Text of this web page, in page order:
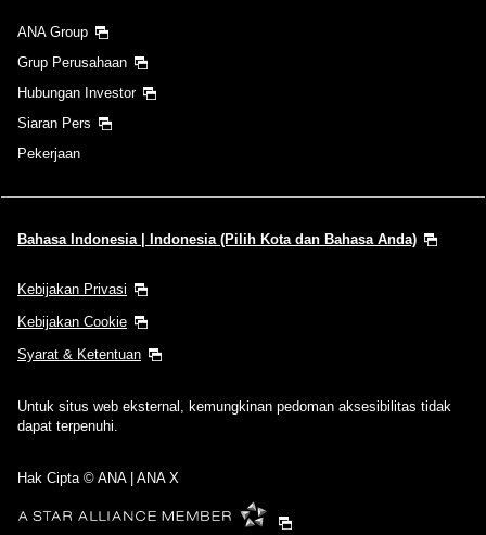
ANA Group
Grup Perusahaan
Hubungan Investor
Siaran Pers
Pekerjaan
Bahasa Indonesia | Indonesia (Pilih Kota dan Bahasa Anda)
Kebijakan Privasi
Kebijakan Cookie
Syarat & Ketentuan
Untuk situs web eksternal, kemungkinan pedoman aksesibilitas tidak
dapat terpenuhi.
Hak Cipta © ANA | ANA X